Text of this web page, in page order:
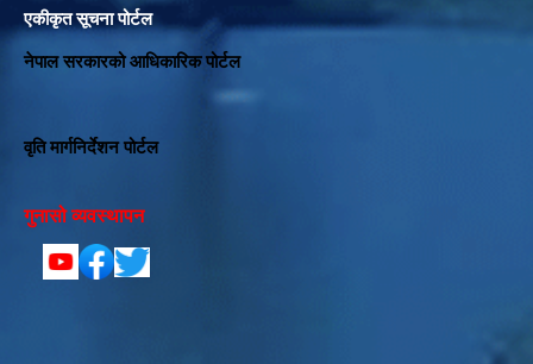
एकीकृत सूचना पोर्टल
नेपाल सरकारको आधिकारिक पोर्टल
वृति मार्गनिर्देशन पोर्टल
गुनासो व्यवस्थापन